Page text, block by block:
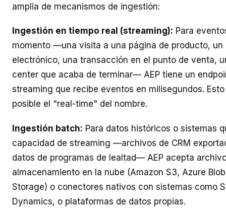
amplia de mecanismos de ingestión:
Ingestión en tiempo real (streaming): Para
momento —una visita a una página de producto, un
electrónico, una transacción en el punto de venta,
center que acaba de terminar— AEP tiene un
streaming que recibe eventos en milisegundos.
posible el "real-time" del nombre.
Ingestión batch: Para datos históricos o sistemas
capacidad de streaming —archivos de CRM
datos de programas de lealtad— AEP acepta
almacenamiento en la nube (Amazon S3, Azure
Storage) o conectores nativos con sistemas como
Dynamics, o plataformas de datos propias.